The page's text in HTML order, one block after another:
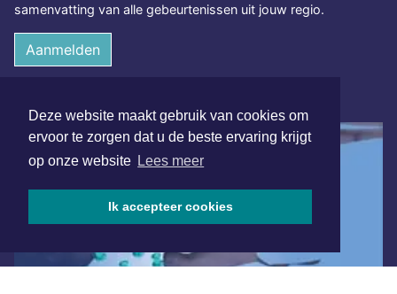
Deze website maakt gebruik van cookies om
ervoor te zorgen dat u de beste ervaring krijgt
op onze website Lees meer
Ik accepteer cookies
samenvatting van alle gebeurtenissen uit jouw regio.
Aanmelden